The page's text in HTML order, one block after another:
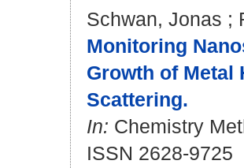
Schwan, Jonas ;
Monitoring
Growth of Metal
Scattering.
In: Chemistry
ISSN 2628-9725